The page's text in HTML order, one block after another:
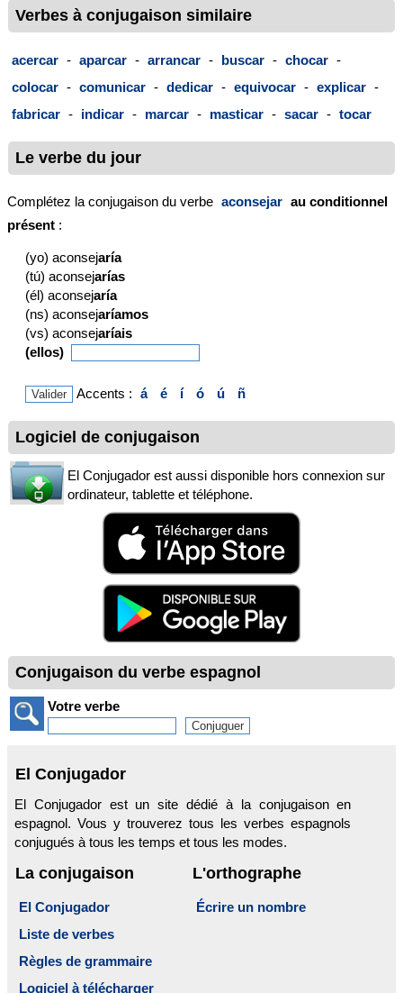
Verbes à conjugaison similaire
acercar - aparcar - arrancar - buscar - chocar -
colocar - comunicar - dedicar - equivocar - explicar -
fabricar - indicar - marcar - masticar - sacar - tocar
Le verbe du jour
Complétez la conjugaison du verbe aconsejar au conditionnel
présent :
(yo) aconsejaría
(tú) aconsejarías
(él) aconsejaría
(ns) aconsejaríamos
(vs) aconsejaríais
(ellos)
Accents : á é í ó ú ñ
Logiciel de conjugaison
El Conjugador est aussi disponible hors connexion sur
ordinateur, tablette et téléphone.
Conjugaison du verbe espagnol
Votre verbe
El Conjugador
El Conjugador est un site dédié à la conjugaison en
espagnol. Vous y trouverez tous les verbes espagnols
conjugués à tous les temps et tous les modes.
La conjugaison
El Conjugador
Liste de verbes
Règles de grammaire
Logiciel à télécharger
L'orthographe
Écrire un nombre